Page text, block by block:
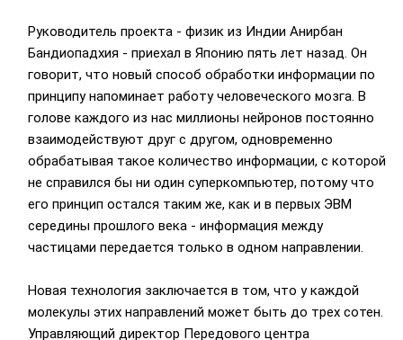
Руководитель проекта - физик из Индии Анирбан
Бандиопадхия - приехал в Японию пять лет назад. Он
говорит, что новый способ обработки информации по
принципу напоминает работу человеческого мозга. В
голове каждого из нас миллионы нейронов постоянно
взаимодействуют друг с другом, одновременно
обрабатывая такое количество информации, с которой
не справился бы ни один суперкомпьютер, потому что
его принцип остался таким же, как и в первых ЭВМ
середины прошлого века - информация между
частицами передается только в одном направлении.
Новая технология заключается в том, что у каждой
молекулы этих направлений может быть до трех сотен.
Управляющий директор Передового центра